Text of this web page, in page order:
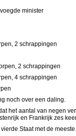
minister
2 schrappingen
2 schrappingen
4 schrappingen
noch over een daling.
het aantal van negen
en Frankrijk zes
Staat met de